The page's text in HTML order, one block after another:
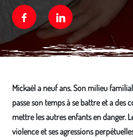
FacebookLinkedin
Mickaël a neuf ans. Son milieu
passe son temps à se battre et a
mettre les autres enfants en danger.
violence et ses agressions